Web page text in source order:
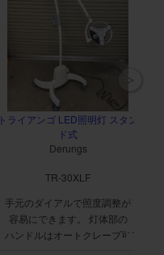
トライアンゴ LED照明灯 スタン
ド式
Derungs
TR-30XLF
手元のダイアルで照度調整が
容易にできます。 灯体部の
ハンドルはオートクレーブ可